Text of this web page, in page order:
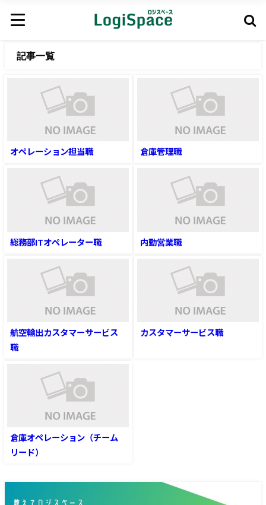
記事一覧
オペレーション担当職 倉庫管理職
総務部ITオペレーター職 内勤営業職
航空輸出カスタマーサービス
職
カスタマーサービス職
倉庫オペレーション（チーム
リード）